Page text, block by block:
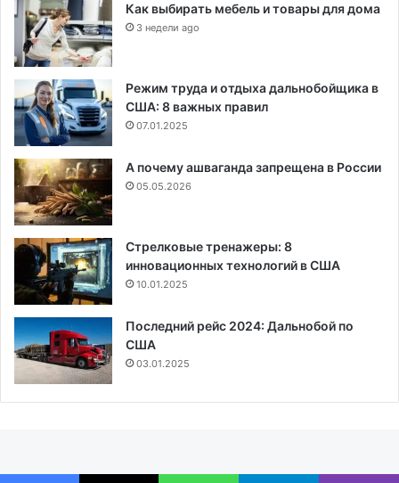
Как выбирать мебель и товары для дома
3 недели ago
Режим труда и отдыха дальнобойщика в
США: 8 важных правил
07.01.2025
А почему ашваганда запрещена в России
05.05.2026
Стрелковые тренажеры: 8
инновационных технологий в США
10.01.2025
Последний рейс 2024: Дальнобой по
США
03.01.2025